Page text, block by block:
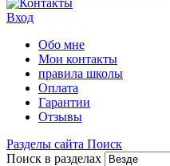
Вход
Обо мне
Мои контакты
правила школы
Оплата
Гарантии
Отзывы
Разделы сайта Поиск
Поиск в разделах